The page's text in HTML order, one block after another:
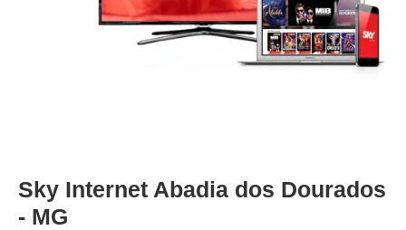
Sky Internet Abadia dos Dourados
- MG